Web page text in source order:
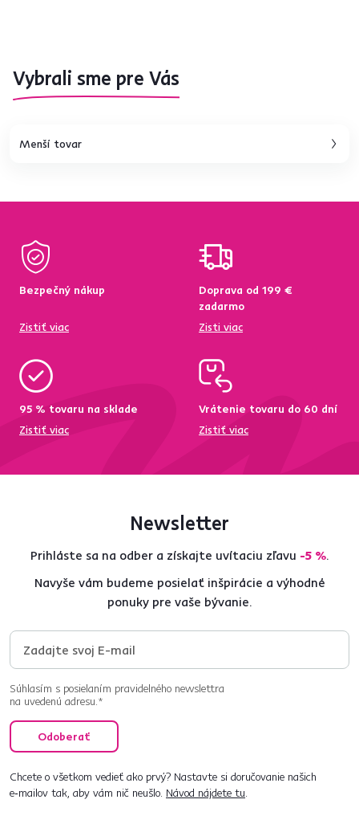
Vybrali sme pre Vás
Menší tovar
Bezpečný nákup
Zistiť viac
Doprava od 199 €
zadarmo
Zisti viac
95 % tovaru na sklade
Zistiť viac
Vrátenie tovaru do 60 dní
Zistiť viac
Newsletter
Prihláste sa na odber a získajte uvítaciu zľavu -5 %.
Navyše vám budeme posielať inšpirácie a výhodné
ponuky pre vaše bývanie.
Súhlasím s posielaním pravidelného newslettra
na uvedenú adresu.*
Odoberať
Chcete o všetkom vedieť ako prvý? Nastavte si doručovanie našich
e‑mailov tak, aby vám nič neušlo. Návod nájdete tu.